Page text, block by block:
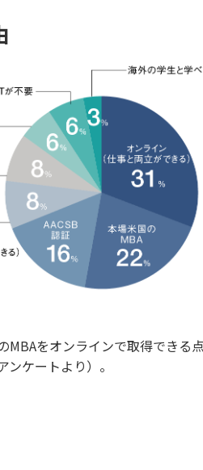
MBAをオンラインで取得できる
ンケートより）。